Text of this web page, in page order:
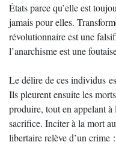
États parce qu’elle est
jamais pour elles.
révolutionnaire est une
l’anarchisme est une
Le délire de ces individus
Ils pleurent ensuite les
produire, tout en appelant
sacrifice. Inciter à la mort
libertaire relève d’un crime